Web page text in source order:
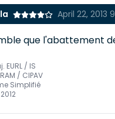
April 22, 2013
que l'abattement
EURL / IS
/ CIPAV
Simplifié